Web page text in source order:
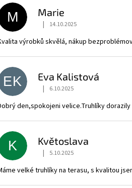
M Marie
Hodnocení obchodu je 5 z 5
| 14.10.2025
výrobků skvělá, nákup
EK Eva Kalistová
Hodnocení obchodu je 5 z 5
| 6.10.2025
den,spokojeni velice.Truhlíky
K Květoslava
Hodnocení obchodu je 5 z 5
| 5.10.2025
velké truhlíky na terasu, s kvalitou